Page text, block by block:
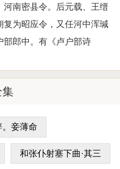
河南密县令。后元载、王缙
复为昭应令，又任河中浑瑊
部郎中。有《卢户部诗
。妾薄命
和张仆射塞下曲·其三